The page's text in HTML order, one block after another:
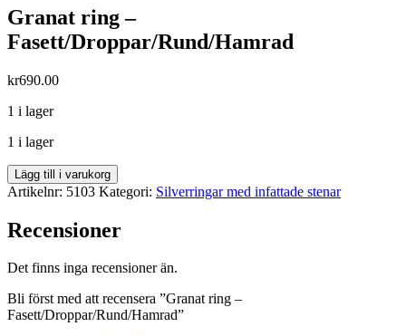
Granat ring –
Fasett/Droppar/Rund/Hamrad
kr690.00
1 i lager
1 i lager
Granat
ring
Fasett/Droppar/Rund/Hamrad
mängd
Lägg till i varukorg
Artikelnr: 5103 Kategori: Silverringar med infattade stenar
Recensioner
Det finns inga recensioner än.
Bli först med att recensera ”Granat ring –
Fasett/Droppar/Rund/Hamrad”